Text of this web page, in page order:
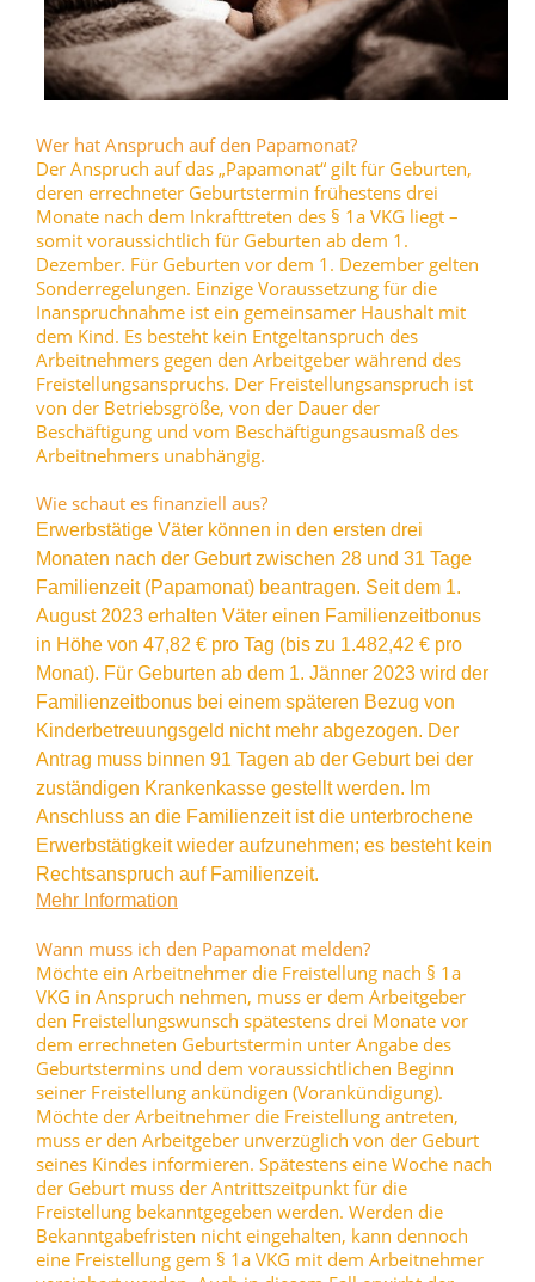
Wer hat Anspruch auf den Papamonat?
Der Anspruch auf das „Papamonat“ gilt für Geburten,
deren errechneter Geburtstermin frühestens drei
Monate nach dem Inkrafttreten des § 1a VKG liegt –
somit voraussichtlich für Geburten ab dem 1.
Dezember. Für Geburten vor dem 1. Dezember gelten
Sonderregelungen. Einzige Voraussetzung für die
Inanspruchnahme ist ein gemeinsamer Haushalt mit
dem Kind. Es besteht kein Entgeltanspruch des
Arbeitnehmers gegen den Arbeitgeber während des
Freistellungsanspruchs. Der Freistellungsanspruch ist
von der Betriebsgröße, von der Dauer der
Beschäftigung und vom Beschäftigungsausmaß des
Arbeitnehmers unabhängig.
Wie schaut es finanziell aus?
Erwerbstätige Väter können in den ersten drei
Monaten nach der Geburt zwischen 28 und 31 Tage
Familienzeit (Papamonat) beantragen. Seit dem 1.
August 2023 erhalten Väter einen Familienzeitbonus
in Höhe von 47,82 € pro Tag (bis zu 1.482,42 € pro
Monat). Für Geburten ab dem 1. Jänner 2023 wird der
Familienzeitbonus bei einem späteren Bezug von
Kinderbetreuungsgeld nicht mehr abgezogen. Der
Antrag muss binnen 91 Tagen ab der Geburt bei der
zuständigen Krankenkasse gestellt werden. Im
Anschluss an die Familienzeit ist die unterbrochene
Erwerbstätigkeit wieder aufzunehmen; es besteht kein
Rechtsanspruch auf Familienzeit.
Mehr Information
Wann muss ich den Papamonat melden?
Möchte ein Arbeitnehmer die Freistellung nach § 1a
VKG in Anspruch nehmen, muss er dem Arbeitgeber
den Freistellungswunsch spätestens drei Monate vor
dem errechneten Geburtstermin unter Angabe des
Geburtstermins und dem voraussichtlichen Beginn
seiner Freistellung ankündigen (Vorankündigung).
Möchte der Arbeitnehmer die Freistellung antreten,
muss er den Arbeitgeber unverzüglich von der Geburt
seines Kindes informieren. Spätestens eine Woche nach
der Geburt muss der Antrittszeitpunkt für die
Freistellung bekanntgegeben werden. Werden die
Bekanntgabefristen nicht eingehalten, kann dennoch
eine Freistellung gem § 1a VKG mit dem Arbeitnehmer